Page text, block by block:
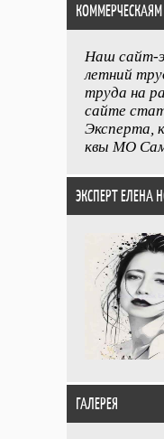
Наш сайт-
летний
труда на
сайте
Эксперта,
квы МО
ЭКСПЕРТ ЕЛЕНА
ГАЛЕРЕЯ